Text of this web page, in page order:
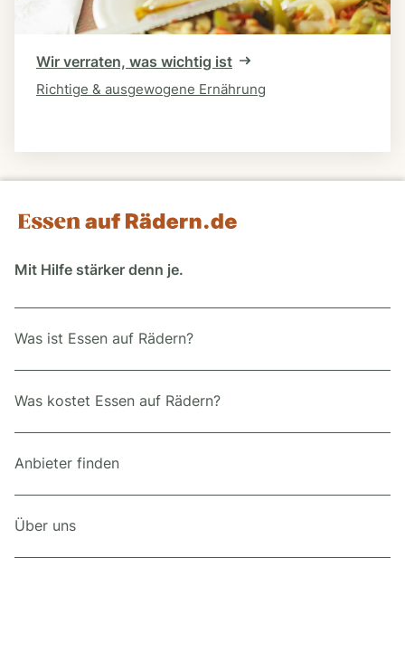
Wir verraten, was wichtig ist
Richtige & ausgewogene Ernährung
Mit Hilfe stärker denn je.
Was ist Essen auf Rädern?
Was kostet Essen auf Rädern?
Anbieter finden
Über uns